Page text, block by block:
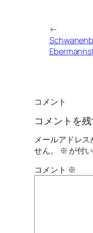
←
コメント
コメントを
メールアドレ
せん。
※ が付
コメント ※